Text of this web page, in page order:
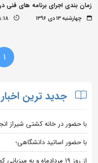
زمان بندی اجرای برنامه های فنی
چهارشنبه ۱۳ دی ۱۳۹۶
1
جدید ترین
با حضور در خانه کشتی شیراز
با حضور اساتید دانشگاهی؛